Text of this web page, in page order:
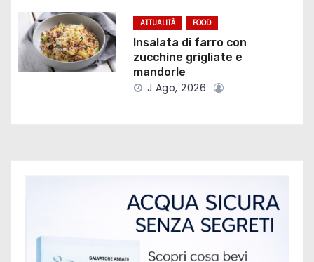
a
r
t
ATTUALITÀ FOOD
Insalata di farro con
zucchine grigliate e
mandorle
J Ago, 2026